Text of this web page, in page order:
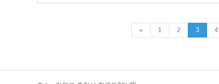
« 1 2 3 4